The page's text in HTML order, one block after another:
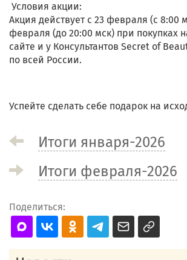
Условия акции:
Акция действует с 23 февраля (с 8:00
февраля (до 20:00 мск) при покупках
сайте и у Консультантов Secret of
по всей России.
Успейте сделать себе подарок на
Итоги января-2026
Итоги февраля-2026
Поделиться: